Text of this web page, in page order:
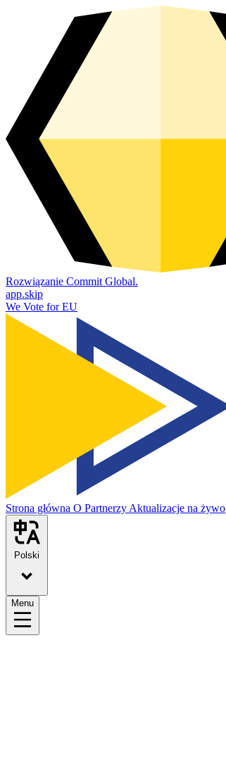
Rozwiązanie Commit Global.
app.skip
We Vote for EU
Strona główna O PartnerzyAktualizacje na żywo
Polski
Menu